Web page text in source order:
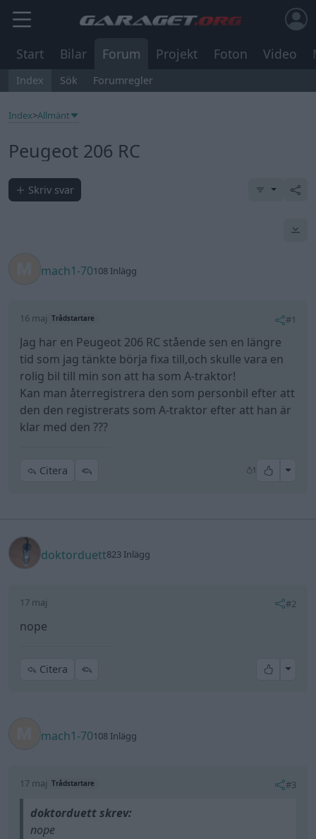
Start Bilar Forum Projekt Foton Video
Index Sök Forumregler
Index>Allmänt
Peugeot 206 RC
Skriv svar
mach1-70108 Inlägg
16 maj Trådstartare #1
Jag har en Peugeot 206 RC stående sen en längre
tid som jag tänkte börja fixa till,och skulle vara en
rolig bil till min son att ha som A-traktor!
Kan man återregistrera den som personbil efter att
den den registrerats som A-traktor efter att han är
klar med den ???
Citera 1 All
doktorduett823 Inlägg
17 maj #2
nope
Citera All
mach1-70108 Inlägg
17 maj Trådstartare #3
doktorduett skrev:
nope